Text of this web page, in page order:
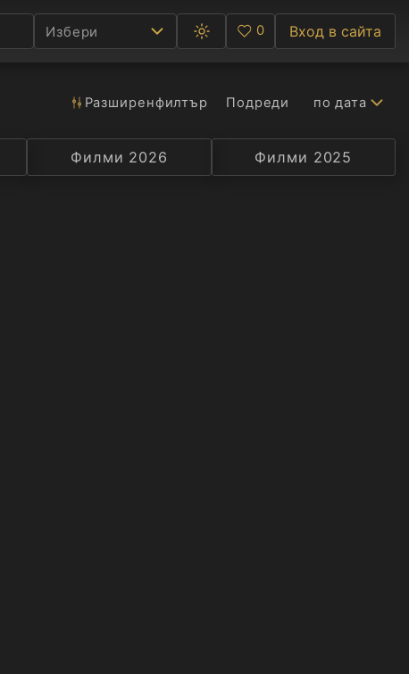
Избери
Превключване
между
светла
Любими
0 Вход в сайта
Разширенфилтър Подреди по дата
Селекция Превод Актьор
Филми 2026 Филми 2025